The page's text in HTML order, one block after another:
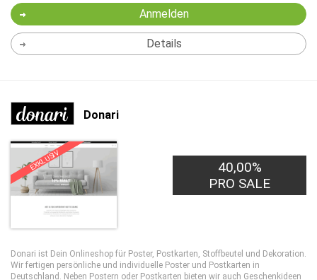
Anmelden
Details
Donari
EXKLUSIV
40,00%
PRO SALE
Donari ist Dein Onlineshop für Poster, Postkarten, Stoffbeutel und Dekoration.
Wir fertigen persönliche und individuelle Poster und Postkarten in
Deutschland. Neben Postern oder Postkarten bieten wir auch Geschenkideen